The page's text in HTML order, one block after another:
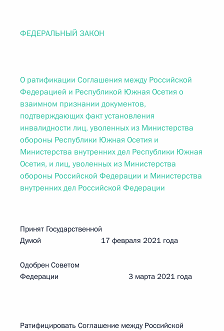
ФЕДЕРАЛЬНЫЙ ЗАКОН
О ратификации Соглашения между Российской
Федерацией и Республикой Южная Осетия о
взаимном признании документов,
подтверждающих факт установления
инвалидности лиц, уволенных из Министерства
обороны Республики Южная Осетия и
Министерства внутренних дел Республики Южная
Осетия, и лиц, уволенных из Министерства
обороны Российской Федерации и Министерства
внутренних дел Российской Федерации
Принят Государственной
Думой 17 февраля 2021 года
Одобрен Советом
Федерации 3 марта 2021 года
Ратифицировать Соглашение между Российской